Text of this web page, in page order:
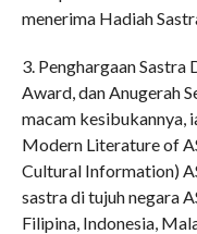
menerima Hadiah
3. Penghargaan Sastra
Award, dan Anugerah
macam kesibukannya,
Modern Literature of
Cultural Information)
sastra di tujuh negara
Filipina, Indonesia,